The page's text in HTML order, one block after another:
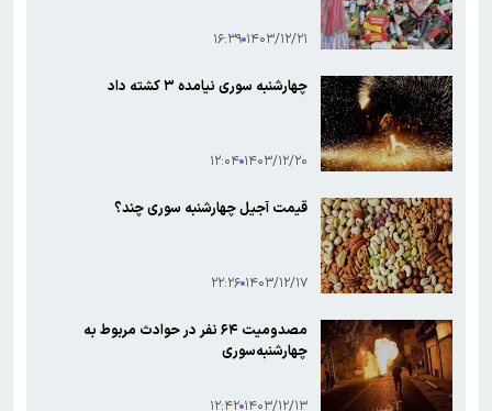
۱۴۰۳/۱۲/۲۱ ۱۶:۳۹
چهارشنبه سوری نیامده ۳ کشته داد
۱۴۰۳/۱۲/۲۰ ۱۲:۰۴
قیمت آجیل چهارشنبه سوری چند؟
۱۴۰۳/۱۲/۱۷ ۲۲:۲۶
مصدومیت ۶۴ نفر در حوادث مربوط به
چهارشنبه‌سوری
۱۴۰۳/۱۲/۱۳ ۱۲:۴۲